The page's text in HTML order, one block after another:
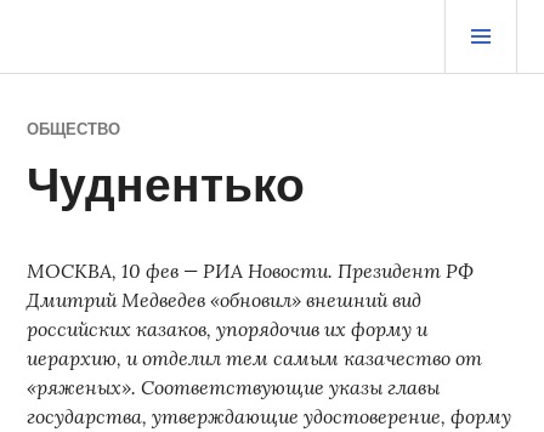
содержимому
ЖУРНАЛ СТАРОГО ВОРЧУНА
ОБЩЕСТВО
Чуднентько
МОСКВА, 10 фев — РИА Новости. Президент РФ
Дмитрий Медведев «обновил» внешний вид
российских казаков, упорядочив их форму и
иерархию, и отделил тем самым казачество от
«ряженых». Соответствующие указы главы
государства, утверждающие удостоверение, форму